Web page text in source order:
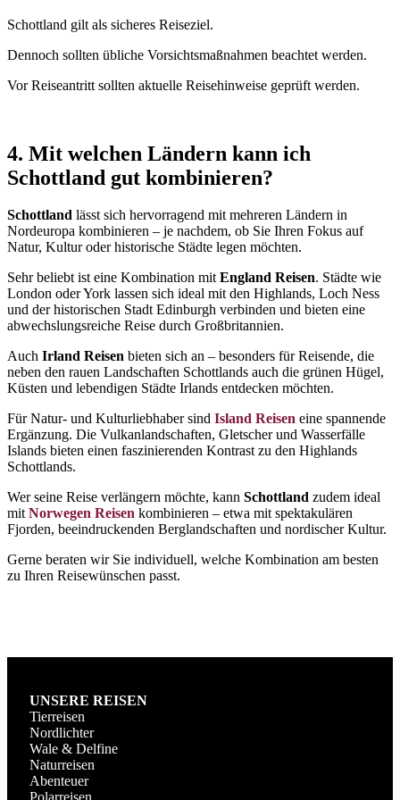
Schottland gilt als sicheres Reiseziel.
Dennoch sollten übliche Vorsichtsmaßnahmen beachtet werden.
Vor Reiseantritt sollten aktuelle Reisehinweise geprüft werden.
4. Mit welchen Ländern kann ich
Schottland gut kombinieren?
Schottland lässt sich hervorragend mit mehreren Ländern in
Nordeuropa kombinieren – je nachdem, ob Sie Ihren Fokus auf
Natur, Kultur oder historische Städte legen möchten.
Sehr beliebt ist eine Kombination mitEngland Reisen. Städte wie
London oder York lassen sich ideal mit den Highlands, Loch Ness
und der historischen Stadt Edinburgh verbinden und bieten eine
abwechslungsreiche Reise durch Großbritannien.
Auch Irland Reisen bieten sich an – besonders für Reisende, die
neben den rauen Landschaften Schottlands auch die grünen Hügel,
Küsten und lebendigen Städte Irlands entdecken möchten.
Für Natur- und Kulturliebhaber sind Island Reisen eine spannende
Ergänzung. Die Vulkanlandschaften, Gletscher und Wasserfälle
Islands bieten einen faszinierenden Kontrast zu den Highlands
Schottlands.
Wer seine Reise verlängern möchte, kann Schottland zudem ideal
mitNorwegen Reisen kombinieren – etwa mit spektakulären
Fjorden, beeindruckenden Berglandschaften und nordischer Kultur.
Gerne beraten wir Sie individuell, welche Kombination am besten
zu Ihren Reisewünschen passt.
UNSERE REISEN
Tierreisen
Nordlichter
Wale & Delfine
Naturreisen
Abenteuer